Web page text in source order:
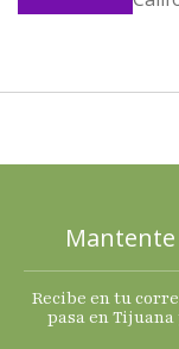
s
Mantente
Recibe en tu
pasa en